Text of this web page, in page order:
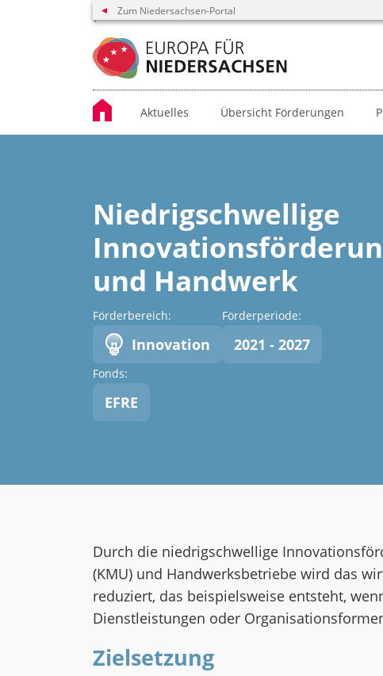
Zum Niedersachsen-Portal
Aktuelles Übersicht Förderungen
Niedrigschwellige
und Handwerk
Förderbereich:
Innovation
Förderperiode:
2021 - 2027
Fonds:
EFRE
Durch die niedrigschwellige
(KMU) und Handwerksbetriebe wird das
reduziert, das beispielsweise entsteht,
Dienstleistungen oder
Zielsetzung